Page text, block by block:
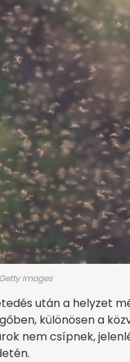
Images
után a helyzet
különösen a
nem csípnek,